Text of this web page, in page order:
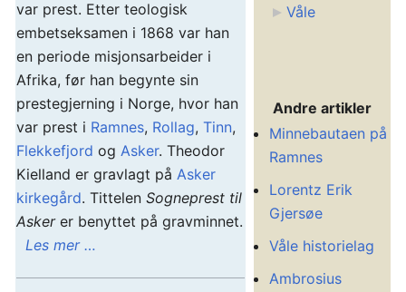
var prest. Etter teologisk
embetseksamen i 1868 var han
en periode misjonsarbeider i
Afrika, før han begynte sin
prestegjerning i Norge, hvor han
var prest i Ramnes, Rollag, Tinn,
Flekkefjord og Asker. Theodor
Kielland er gravlagt på Asker
kirkegård. Tittelen Sogneprest til
Askerer benyttet på gravminnet.
Les mer …
Våle
Andre artikler
Minnebautaen på
Ramnes
Lorentz Erik
Gjersøe
Våle historielag
Ambrosius